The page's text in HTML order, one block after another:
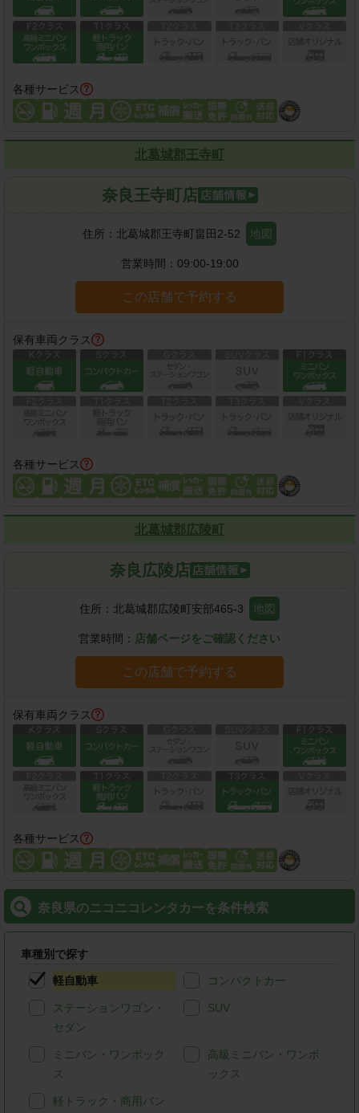
各種サービス
北葛城郡王寺町
奈良王寺町店
住所： 北葛城郡王寺町畠田2-52 地図
営業時間： 09:00-19:00
この店舗で予約する
保有車両クラス
各種サービス
北葛城郡広陵町
奈良広陵店
住所： 北葛城郡広陵町安部465-3 地図
営業時間： 店舗ページをご確認ください
この店舗で予約する
保有車両クラス
各種サービス
奈良県のニコニコレンタカーを条件検索
車種別で探す
軽自動車 コンパクトカー
ステーションワゴン・
セダン
SUV
ミニバン・ワンボック
ス
高級ミニバン・ワンボ
ックス
軽トラック・商用バン